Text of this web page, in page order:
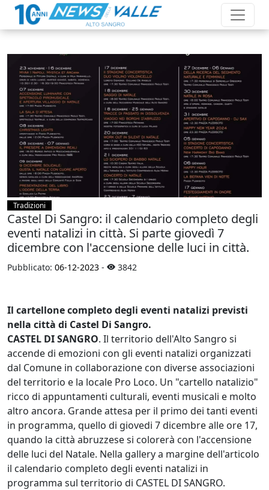
Tradizioni
Castel Di Sangro: il calendario completo degli
eventi natalizi in città. Si parte giovedì 7
dicembre con l'accensione delle luci in città.
Pubblicato: 06-12-2023 - 3842
Il cartellone completo degli eventi natalizi previsti
nella città di Castel Di Sangro.
CASTEL DI SANGRO. Il territorio dell'Alto Sangro si
accende di emozioni con gli eventi natalizi organizzati
dal Comune in collaborazione con diverse associazioni
del territorio e la locale Pro Loco. Un "cartello natalizio"
ricco di appuntamenti culturali, eventi musicali e molto
altro ancora. Grande attesa per il primo dei tanti eventi
in programma, quello di giovedi 7 dicembre alle ore 17,
quando la città abruzzese si colorerà con l'accensione
delle luci del Natale. Nella gallery a margine dell'articolo
il calendario completo degli eventi natalizi in
programma sul territorio di CASTEL DI SANGRO.